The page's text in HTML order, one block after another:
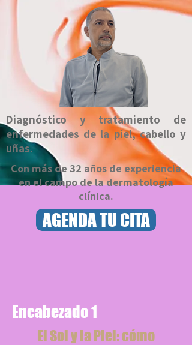
Diagnóstico y tratamiento de
enfermedades de la piel, cabello y
uñas.
Con más de 32 años de experiencia
en el campo de la dermatología
clínica.
AGENDA TU CITA
Encabezado 1
El Sol y la Piel: cómo